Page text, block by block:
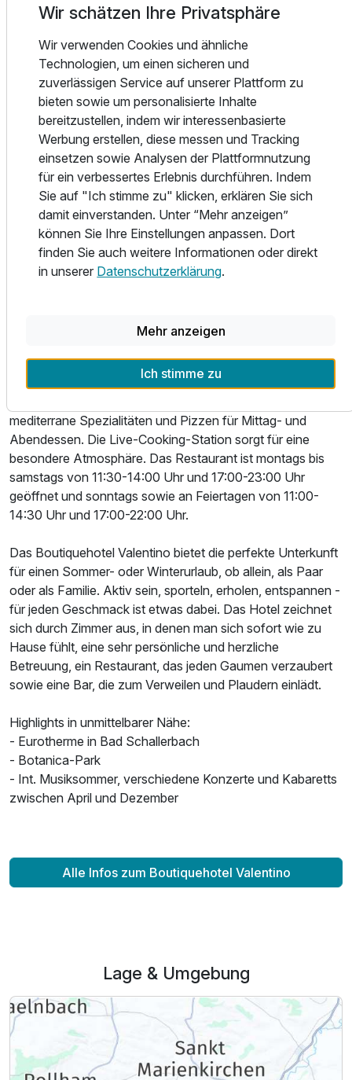
In werden die vollständige Adresse und das Geburtsdatum
der Anreisenden benötigt.
Falls die Rezeption nicht besetzt sein sollte, dann befindet
sich Ihre Zimmerkarte bei dem 24h Eingang in einer
Schlüsselbox (rechts neben dem Rezeptionseingang).
Das Boutiquehotel Valentino bietet seinen Gästen Wellness
im mediterranen Stil, gepaart mit Sinnlichkeit, Ruhe und
ganzheitlichem Wohlbefinden. Die Adriatic Wellnessanlage
wurde im Sommer 2020 umgebaut und erweitert. Zur
Ausstattung gehören eine Panoramasauna mit Terrasse,
ein Soledampfbad, Infrarotsessel, ein Relax-Ruheraum,
Wellnessduschen, Wasserbetten sowie eine
Erfrischungstheke mit frischem Quellwasser, Obst und
Nüssen. Im Zimmer finden die Gäste eine Badetasche mit
Gästen ab 18 Jahren zur Verfügung und ist täglich von
Das Restaurant Kantina Mediterran bietet ein entspanntes
mediterrane Spezialitäten und Pizzen für Mittag- und
Abendessen. Die Live-Cooking-Station sorgt für eine
besondere Atmosphäre. Das Restaurant ist montags bis
samstags von 11:30-14:00 Uhr und 17:00-23:00 Uhr
geöffnet und sonntags sowie an Feiertagen von 11:00-
14:30 Uhr und 17:00-22:00 Uhr.
Das Boutiquehotel Valentino bietet die perfekte Unterkunft
für einen Sommer- oder Winterurlaub, ob allein, als Paar
oder als Familie. Aktiv sein, sporteln, erholen, entspannen -
für jeden Geschmack ist etwas dabei. Das Hotel zeichnet
sich durch Zimmer aus, in denen man sich sofort wie zu
Hause fühlt, eine sehr persönliche und herzliche
Betreuung, ein Restaurant, das jeden Gaumen verzaubert
sowie eine Bar, die zum Verweilen und Plaudern einlädt.
Highlights in unmittelbarer Nähe:
- Eurotherme in Bad Schallerbach
- Botanica-Park
- Int. Musiksommer, verschiedene Konzerte und Kabaretts
zwischen April und Dezember
Alle Infos zum Boutiquehotel Valentino
Lage & Umgebung
Wir schätzen Ihre Privatsphäre
Wir verwenden Cookies und ähnliche
Technologien, um einen sicheren und
zuverlässigen Service auf unserer Plattform zu
bieten sowie um personalisierte Inhalte
bereitzustellen, indem wir interessenbasierte
Werbung erstellen, diese messen und Tracking
einsetzen sowie Analysen der Plattformnutzung
für ein verbessertes Erlebnis durchführen. Indem
Sie auf "Ich stimme zu" klicken, erklären Sie sich
damit einverstanden. Unter “Mehr anzeigen”
können Sie Ihre Einstellungen anpassen. Dort
finden Sie auch weitere Informationen oder direkt
in unserer Datenschutzerklärung.
Mehr anzeigen
Ich stimme zu